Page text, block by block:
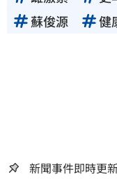
蘇俊源
健
新聞事件即時更